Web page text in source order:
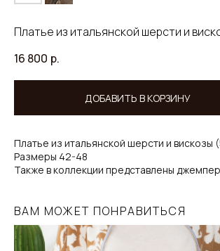
Платье из итальянской шерсти и
16 800 р.
ДОБАВИТЬ В КОРЗИНУ
Платье из итальянской шерсти и вискозы
Размеры 42-48
Также в коллекции представлены
ВАМ МОЖЕТ ПОНРАВИТЬСЯ